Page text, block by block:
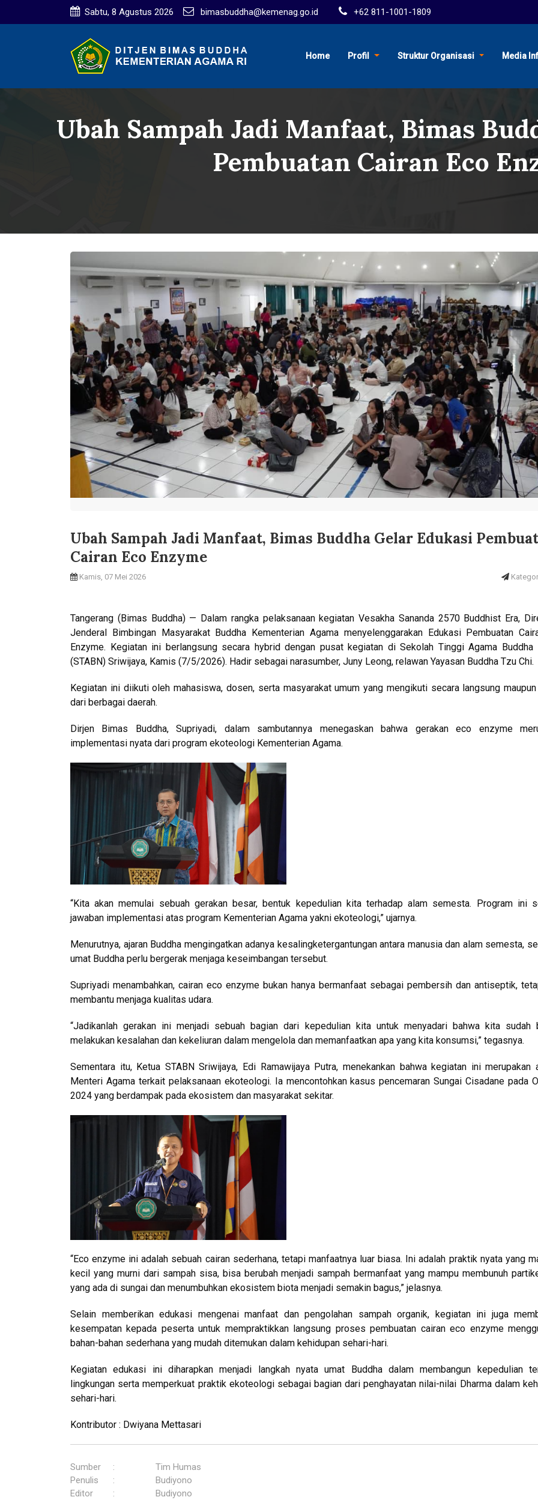
Sabtu, 8 Agustus 2026 bimasbuddha@kemenag.go.id +62 811-1001-1809
Home Profil Struktur Organisasi Media
Ubah Sampah Jadi Manfaat, Bimas
Pembuatan Cairan Eco
Ubah Sampah Jadi Manfaat, Bimas Buddha Gelar Edukasi
Cairan Eco Enzyme
Kamis, 07 Mei 2026
Tangerang (Bimas Buddha) — Dalam rangka pelaksanaan kegiatan Vesakha Sananda 2570 Buddhist Era,
Jenderal Bimbingan Masyarakat Buddha Kementerian Agama menyelenggarakan Edukasi Pembuatan
Enzyme. Kegiatan ini berlangsung secara hybrid dengan pusat kegiatan di Sekolah Tinggi Agama Buddha
(STABN) Sriwijaya, Kamis (7/5/2026). Hadir sebagai narasumber, Juny Leong, relawan Yayasan Buddha Tzu Chi.
Kegiatan ini diikuti oleh mahasiswa, dosen, serta masyarakat umum yang mengikuti secara langsung
dari berbagai daerah.
Dirjen Bimas Buddha, Supriyadi, dalam sambutannya menegaskan bahwa gerakan eco enzyme
implementasi nyata dari program ekoteologi Kementerian Agama.
“Kita akan memulai sebuah gerakan besar, bentuk kepedulian kita terhadap alam semesta. Program ini
jawaban implementasi atas program Kementerian Agama yakni ekoteologi,” ujarnya.
Menurutnya, ajaran Buddha mengingatkan adanya kesalingketergantungan antara manusia dan alam semesta,
umat Buddha perlu bergerak menjaga keseimbangan tersebut.
Supriyadi menambahkan, cairan eco enzyme bukan hanya bermanfaat sebagai pembersih dan antiseptik,
membantu menjaga kualitas udara.
“Jadikanlah gerakan ini menjadi sebuah bagian dari kepedulian kita untuk menyadari bahwa kita sudah
melakukan kesalahan dan kekeliuran dalam mengelola dan memanfaatkan apa yang kita konsumsi,” tegasnya.
Sementara itu, Ketua STABN Sriwijaya, Edi Ramawijaya Putra, menekankan bahwa kegiatan ini merupakan
Menteri Agama terkait pelaksanaan ekoteologi. Ia mencontohkan kasus pencemaran Sungai Cisadane pada
2024 yang berdampak pada ekosistem dan masyarakat sekitar.
“Eco enzyme ini adalah sebuah cairan sederhana, tetapi manfaatnya luar biasa. Ini adalah praktik nyata yang
kecil yang murni dari sampah sisa, bisa berubah menjadi sampah bermanfaat yang mampu membunuh
yang ada di sungai dan menumbuhkan ekosistem biota menjadi semakin bagus,” jelasnya.
Selain memberikan edukasi mengenai manfaat dan pengolahan sampah organik, kegiatan ini juga
kesempatan kepada peserta untuk mempraktikkan langsung proses pembuatan cairan eco enzyme
bahan-bahan sederhana yang mudah ditemukan dalam kehidupan sehari-hari.
Kegiatan edukasi ini diharapkan menjadi langkah nyata umat Buddha dalam membangun kepedulian
lingkungan serta memperkuat praktik ekoteologi sebagai bagian dari penghayatan nilai-nilai Dharma dalam
sehari-hari.
Kontributor : Dwiyana Mettasari
Sumber :
Tim Humas
Penulis
:
Budiyono
Editor
: Budiyono